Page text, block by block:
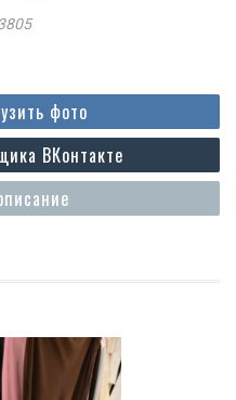
ВКонтакте
фото